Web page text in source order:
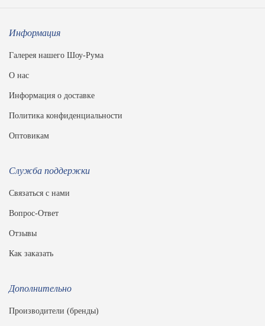
Информация
Галерея нашего Шоу-Рума
О нас
Информация о доставке
Политика конфиденциальности
Оптовикам
Служба поддержки
Связаться с нами
Вопрос-Ответ
Отзывы
Как заказать
Дополнительно
Производители (бренды)